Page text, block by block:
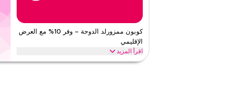
على
قيّمنا
كوبون ممزورلد الدوحة – وفر 10% مع العرض
الإقليمي
اقرأ المزيد
وفر 10% على طلبك من ممزورلد مع هذا كود برومو